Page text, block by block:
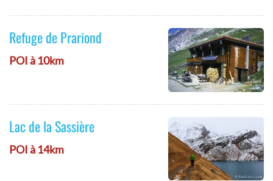
Refuge de Prariond
POI à 10km
Lac de la Sassière
POI à 14km